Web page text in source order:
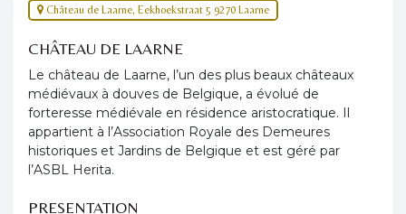
Château de Laarne, Eekhoekstraat 5 9270 Laarne
CHÂTEAU DE LAARNE
Le château de Laarne, l’un des plus beaux châteaux
médiévaux à douves de Belgique, a évolué de
forteresse médiévale en résidence aristocratique. Il
appartient à l’Association Royale des Demeures
historiques et Jardins de Belgique et est géré par
l’ASBL Herita.
PRESENTATION